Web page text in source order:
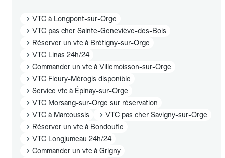
VTC à Longpont-sur-Orge
VTC pas cher Sainte-Geneviève-des-Bois
Réserver un vtc à Brétigny-sur-Orge
VTC Linas 24h/24
Commander un vtc à Villemoisson-sur-Orge
VTC Fleury-Mérogis disponible
Service vtc à Épinay-sur-Orge
VTC Morsang-sur-Orge sur réservation
VTC à Marcoussis
VTC pas cher Savigny-sur-Orge
Réserver un vtc à Bondoufle
VTC Longjumeau 24h/24
Commander un vtc à Grigny